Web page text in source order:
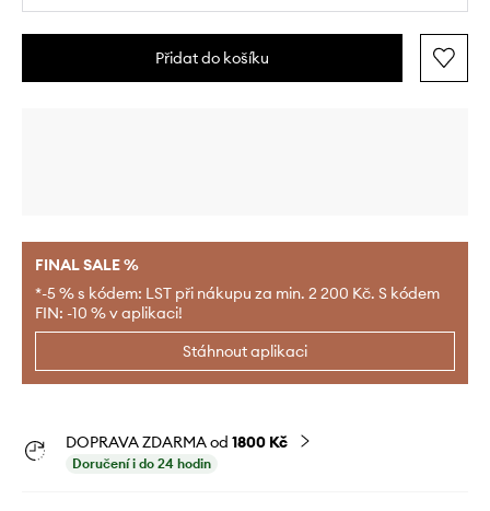
Přidat do košíku
FINAL SALE %
*-5 % s kódem: LST při nákupu za min. 2 200 Kč. S kódem
FIN: -10 % v aplikaci!
Stáhnout aplikaci
DOPRAVA ZDARMA od 1800 Kč
Doručení i do 24 hodin